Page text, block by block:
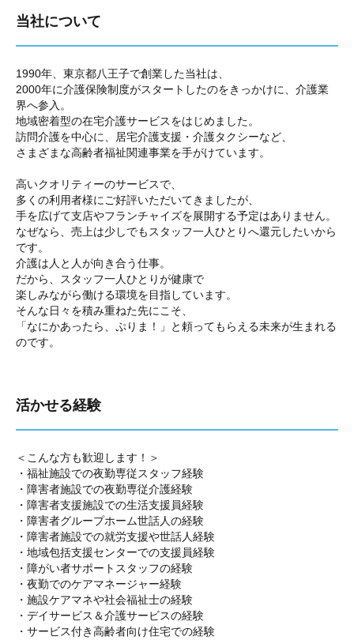
当社について
1990年、東京都八王子で創業した当社は、
2000年に介護保険制度がスタートしたのをきっかけに、介護業
界へ参入。
地域密着型の在宅介護サービスをはじめました。
訪問介護を中心に、居宅介護支援・介護タクシーなど、
さまざまな高齢者福祉関連事業を手がけています。
高いクオリティーのサービスで、
多くの利用者様にご好評いただいてきましたが、
手を広げて支店やフランチャイズを展開する予定はありません。
なぜなら、売上は少しでもスタッフ一人ひとりへ還元したいから
です。
介護は人と人が向き合う仕事。
だから、スタッフ一人ひとりが健康で
楽しみながら働ける環境を目指しています。
そんな日々を積み重ねた先にこそ、
「なにかあったら、ぷりま！」と頼ってもらえる未来が生まれる
のです。
活かせる経験
＜こんな方も歓迎します！＞
・福祉施設での夜勤専従スタッフ経験
・障害者施設での夜勤専従介護経験
・障害者支援施設での生活支援員経験
・障害者グループホーム世話人の経験
・障害者施設での就労支援や世話人経験
・地域包括支援センターでの支援員経験
・障がい者サポートスタッフの経験
・夜勤でのケアマネージャー経験
・施設ケアマネや社会福祉士の経験
・デイサービス＆介護サービスの経験
・サービス付き高齢者向け住宅での経験